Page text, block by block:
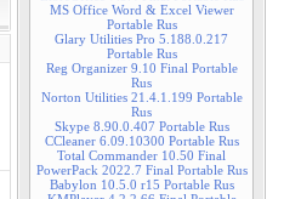
MS Office Word & Excel Viewer
Portable Rus
Glary Utilities Pro 5.188.0.217
Portable Rus
Reg Organizer 9.10 Final Portable
Rus
Norton Utilities 21.4.1.199 Portable
Rus
Skype 8.90.0.407 Portable Rus
CCleaner 6.09.10300 Portable Rus
Total Commander 10.50 Final
PowerPack 2022.7 Final Portable Rus
Babylon 10.5.0 r15 Portable Rus